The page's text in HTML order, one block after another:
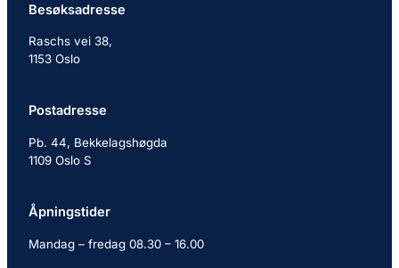
Besøksadresse
Raschs vei 38,
1153 Oslo
Postadresse
Pb. 44, Bekkelagshøgda
1109 Oslo S
Åpningstider
Mandag – fredag 08.30 – 16.00